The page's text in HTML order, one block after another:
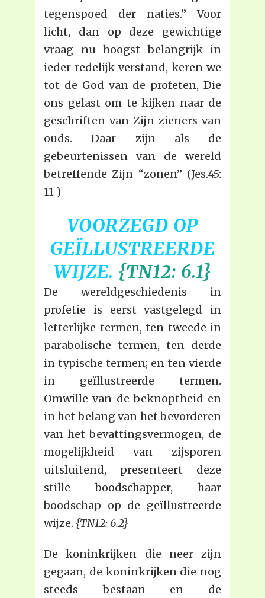
tegenspoed der naties.” Voor
licht, dan op deze gewichtige
vraag nu hoogst belangrijk in
ieder redelijk verstand, keren we
tot de God van de profeten, Die
ons gelast om te kijken naar de
geschriften van Zijn zieners van
ouds. Daar zijn als de
gebeurtenissen van de wereld
betreffende Zijn “zonen” (Jes.45:
11 )
VOORZEGD OP
GEÏLLUSTREERDE
WIJZE. {TN12: 6.1}
De wereldgeschiedenis in
profetie is eerst vastgelegd in
letterlijke termen, ten tweede in
parabolische termen, ten derde
in typische termen; en ten vierde
in geïllustreerde termen.
Omwille van de beknoptheid en
in het belang van het bevorderen
van het bevattingsvermogen, de
mogelijkheid van zijsporen
uitsluitend, presenteert deze
stille boodschapper, haar
boodschap op de geïllustreerde
wijze. {TN12: 6.2}
De koninkrijken die neer zijn
gegaan, de koninkrijken die nog
steeds bestaan en de